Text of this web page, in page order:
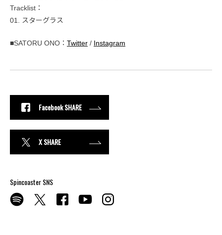
Tracklist：
01. スターグラス
■SATORU ONO： Twitter / Instagram
Facebook SHARE
X SHARE
Spincoaster SNS